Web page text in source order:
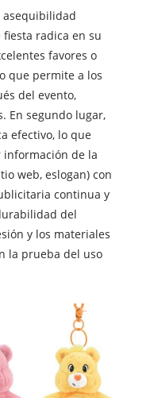
asequibilidad
radica en su
favores o
que permite a los
del evento,
En segundo lugar,
efectivo, lo que
información de la
web, eslogan) con
continua y
del
y los materiales
la prueba del uso